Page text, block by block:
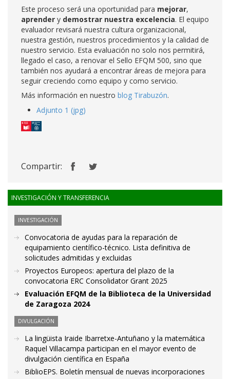
Este proceso será una oportunidad para mejorar,
aprender y demostrar nuestra excelencia. El equipo
evaluador revisará nuestra cultura organizacional,
nuestra gestión, nuestros procedimientos y la calidad de
nuestro servicio. Esta evaluación no solo nos permitirá,
llegado el caso, a renovar el Sello EFQM 500, sino que
también nos ayudará a encontrar áreas de mejora para
seguir creciendo como equipo y como servicio.
Más información en nuestro blog Tirabuzón.
Adjunto 1 (jpg)
Compartir:
INVESTIGACIÓN Y TRANSFERENCIA
INVESTIGACIÓN
Convocatoria de ayudas para la reparación de
equipamiento científico-técnico. Lista definitiva de
solicitudes admitidas y excluidas
Proyectos Europeos: apertura del plazo de la
convocatoria ERC Consolidator Grant 2025
Evaluación EFQM de la Biblioteca de la Universidad
de Zaragoza 2024
DIVULGACIÓN
La lingüista Iraide Ibarretxe-Antuñano y la matemática
Raquel Villacampa participan en el mayor evento de
divulgación científica en España
BiblioEPS. Boletín mensual de nuevas incorporaciones